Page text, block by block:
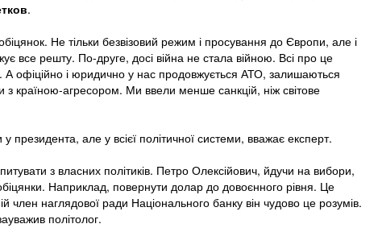
.
Не тільки безвізовий режим і просування до Європи, але і
все решту. По-друге, досі війна не стала війною. Всі про це
А офіційно і юридично у нас продовжується АТО, залишаються
з країною-агресором. Ми ввели менше санкцій, ніж світове
у президента, але у всієї політичної системи, вважає експерт.
з власних політиків. Петро Олексійович, йдучи на вибори,
Наприклад, повернути долар до довоєнного рівня. Це
член наглядової ради Національного банку він чудово це розумів.
політолог.